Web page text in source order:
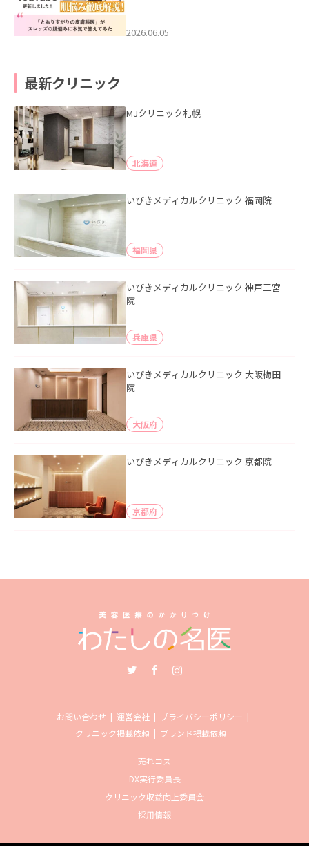
2026.06.05
最新クリニック
MJクリニック札幌
北海道
いびきメディカルクリニック 福岡院
福岡県
いびきメディカルクリニック 神戸三宮
院
兵庫県
いびきメディカルクリニック 大阪梅田
院
大阪府
いびきメディカルクリニック 京都院
京都府
お問い合わせ 運営会社
プライバシーポリシー
クリニック掲載依頼
ブランド掲載依頼
売れコス
DX実行委員長
クリニック収益向上委員会
採用情報